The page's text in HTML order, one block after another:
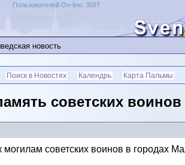
Пользователей On-line: 3597
новость
Поиск в Новостях Календрь Карта Пальмы
советских
советских воинов в городах